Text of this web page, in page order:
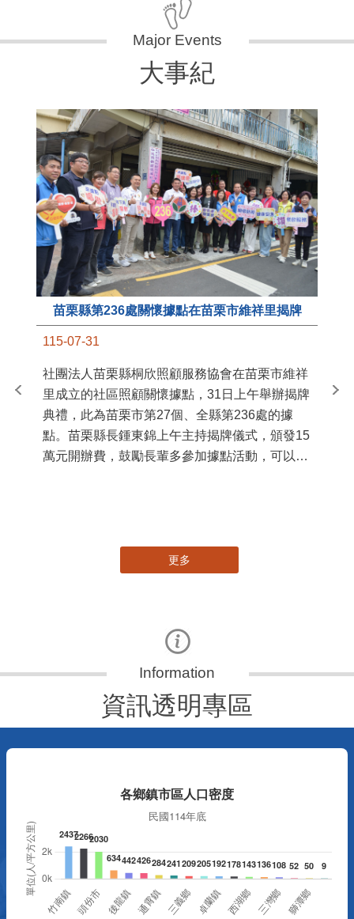
大事紀
苗栗縣第236處關懷據點在苗栗市維祥里揭牌
115-07-31
社團法人苗栗縣桐欣照顧服務協會在苗栗市維祥
里成立的社區照顧關懷據點，31日上午舉辦揭牌
典禮，此為苗栗市第27個、全縣第236處的據
點。苗栗縣長鍾東錦上午主持揭牌儀式，頒發15
萬元開辦費，鼓勵長輩多參加據點活動，可以更
苗
更多
資訊透明專區